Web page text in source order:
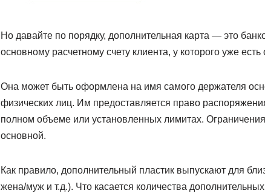
Но давайте по порядку, дополнительная карта — это
основному расчетному счету клиента, у которого уже есть
Она может быть оформлена на имя самого держателя
физических лиц. Им предоставляется право
полном объеме или установленных лимитах.
основной.
Как правило, дополнительный пластик выпускают для
жена/муж и т.д.). Что касается количества